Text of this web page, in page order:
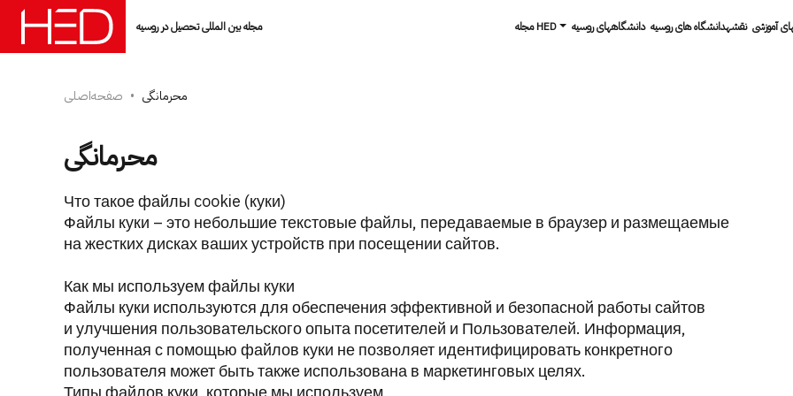
مجله بین المللی تحصیل در روسیه مجله HED دانشگاه­های روسیه نقشهدانشگاه های روسیه آموزشی
صفحه‌اصلی محرمانگی
محرمانگی
Что такое файлы cookie (куки)
Файлы куки – это небольшие текстовые файлы, передаваемые в браузер и размещаемые
на жестких дисках ваших устройств при посещении сайтов.
Как мы используем файлы куки
Файлы куки используются для обеспечения эффективной и безопасной работы сайтов
и улучшения пользовательского опыта посетителей и Пользователей. Информация,
полученная с помощью файлов куки не позволяет идентифицировать конкретного
пользователя может быть также использована в маркетинговых целях.